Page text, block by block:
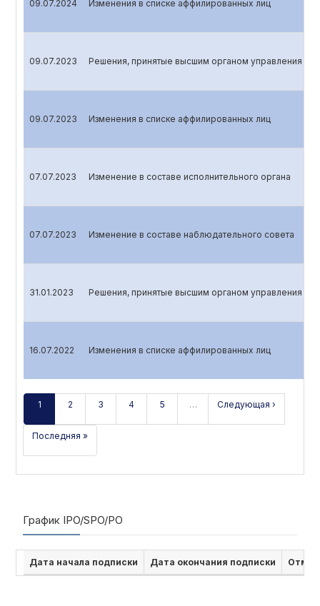
09.07.2024 Изменения в списке аффилированных лиц
09.07.2023 Решения, принятые высшим органом управления
09.07.2023 Изменения в списке аффилированных лиц
07.07.2023 Изменение в составе исполнительного органа
07.07.2023 Изменение в составе наблюдательного совета
31.01.2023 Решения, принятые высшим органом управления
16.07.2022 Изменения в списке аффилированных лиц
1 2 3 4 5 … Следующая ›
Последняя »
График IPO/SPO/PO
Дата начала подписки Дата окончания подписки